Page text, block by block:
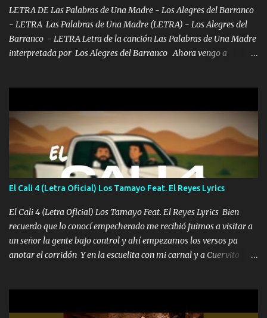
LETRA DE Las Palabras de Una Madre - Los Alegres del Barranco
- LETRA Las Palabras de Una Madre (LETRA) - Los Alegres del
Barranco - LETRA Letra de la canción Las Palabras de Una Madre
interpretada por Los Alegres del Barranco Ahora vengo a
quiso, él tiempo sigue pasando y nunca te olvidaremos, aquí
seguiré esperando hasta volvernos a vernos El recuerdo que yo
tengo de mi mente no se va, en mi corazón me llevo lo mismo que
tu papá, a veces me pongo triste porque no puedo mirarte, mas se
que tu me escuchas porque tu eres mi gran ángel, El desespero me
llega para reunirme contigo, tu iluminas mi sendero por siempre
serás mi niño, del amor que yo te tengo es co...
El Cali 4 (Letra Oficial) Los Tamayo Feat. El Reyes Lyrics
El Cali 4 (Letra Oficial) Los Tamayo Feat. El Reyes Lyrics Bien
recuerdo que lo conocí empecherado me recibió fuimos a visitar a
un señor la gente bajo control y ahí empezamos los versos pa
anotar el corridón Y en la escuelita con mi carnal y a Cuervito
camisa es color Verde y peleam0s la Bandera por todita a la ciudad